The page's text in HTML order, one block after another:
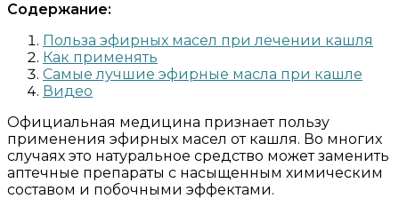
Содержание:
Польза эфирных масел при лечении кашля
Как применять
Самые лучшие эфирные масла при кашле
Видео
Официальная медицина признает пользу
применения эфирных масел от кашля. Во многих
случаях это натуральное средство может заменить
аптечные препараты с насыщенным химическим
составом и побочными эффектами.